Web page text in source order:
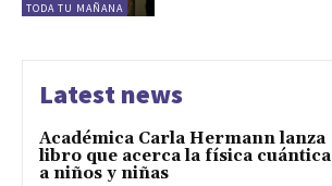
TODA TU MAÑANA
Latest news
Académica Carla Hermann lanza
libro que acerca la física cuántica
a niños y niñas